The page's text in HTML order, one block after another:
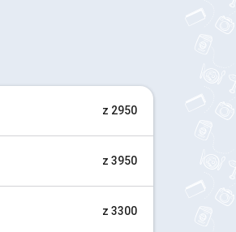
z 2950
z 3950
z 3300